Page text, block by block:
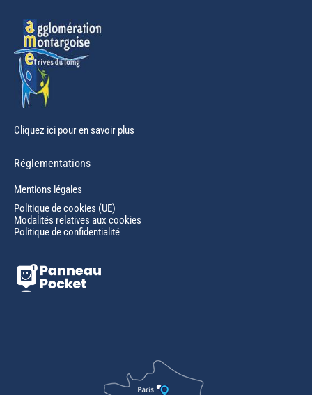
Cliquez ici pour en savoir plus
Réglementations
Mentions légales
Politique de cookies (UE)
Modalités relatives aux cookies
Politique de confidentialité